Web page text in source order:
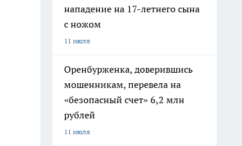
нападение на 17-летнего сына
с ножом
11 июля
Оренбурженка, доверившись
мошенникам, перевела на
«безопасный счет» 6,2 млн
рублей
11 июля